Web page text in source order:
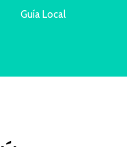
Guía Local